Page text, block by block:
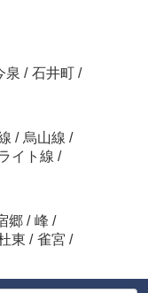
泉 / 石井町 /
/ 烏山線 /
イト線 /
郷 / 峰 /
東 / 雀宮 /